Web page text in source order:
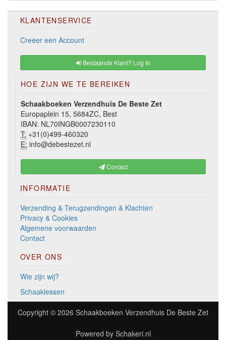
KLANTENSERVICE
Creeer een Account
Bestaande Klant? Log In
HOE ZIJN WE TE BEREIKEN
Schaakboeken Verzendhuis De Beste Zet
Europaplein 15, 5684ZC, Best
IBAN: NL70INGB0007230110
T: +31(0)499-460320
E: info@debestezet.nl
Contact
INFORMATIE
Verzending & Terugzendingen & Klachten
Privacy & Cookies
Algemene voorwaarden
Contact
OVER ONS
Wie zijn wij?
Schaaklessen
Copyright © 2026 Schaakboeken Verzendhuis De Beste Zet
Powered by Schakeri.nl